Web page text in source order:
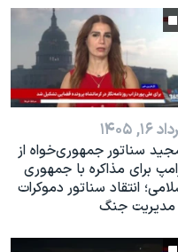
۱۶, ۱۴۰۵
سناتور جمهوری‌خواه از
برای مذاکره با جمهوری
انتقاد سناتور دموکرات
مدیریت جنگ